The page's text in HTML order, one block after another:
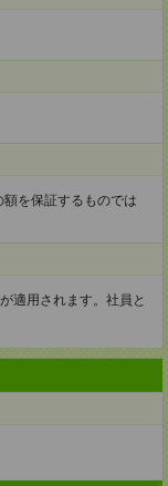
を保証するものでは
適用されます。社員と